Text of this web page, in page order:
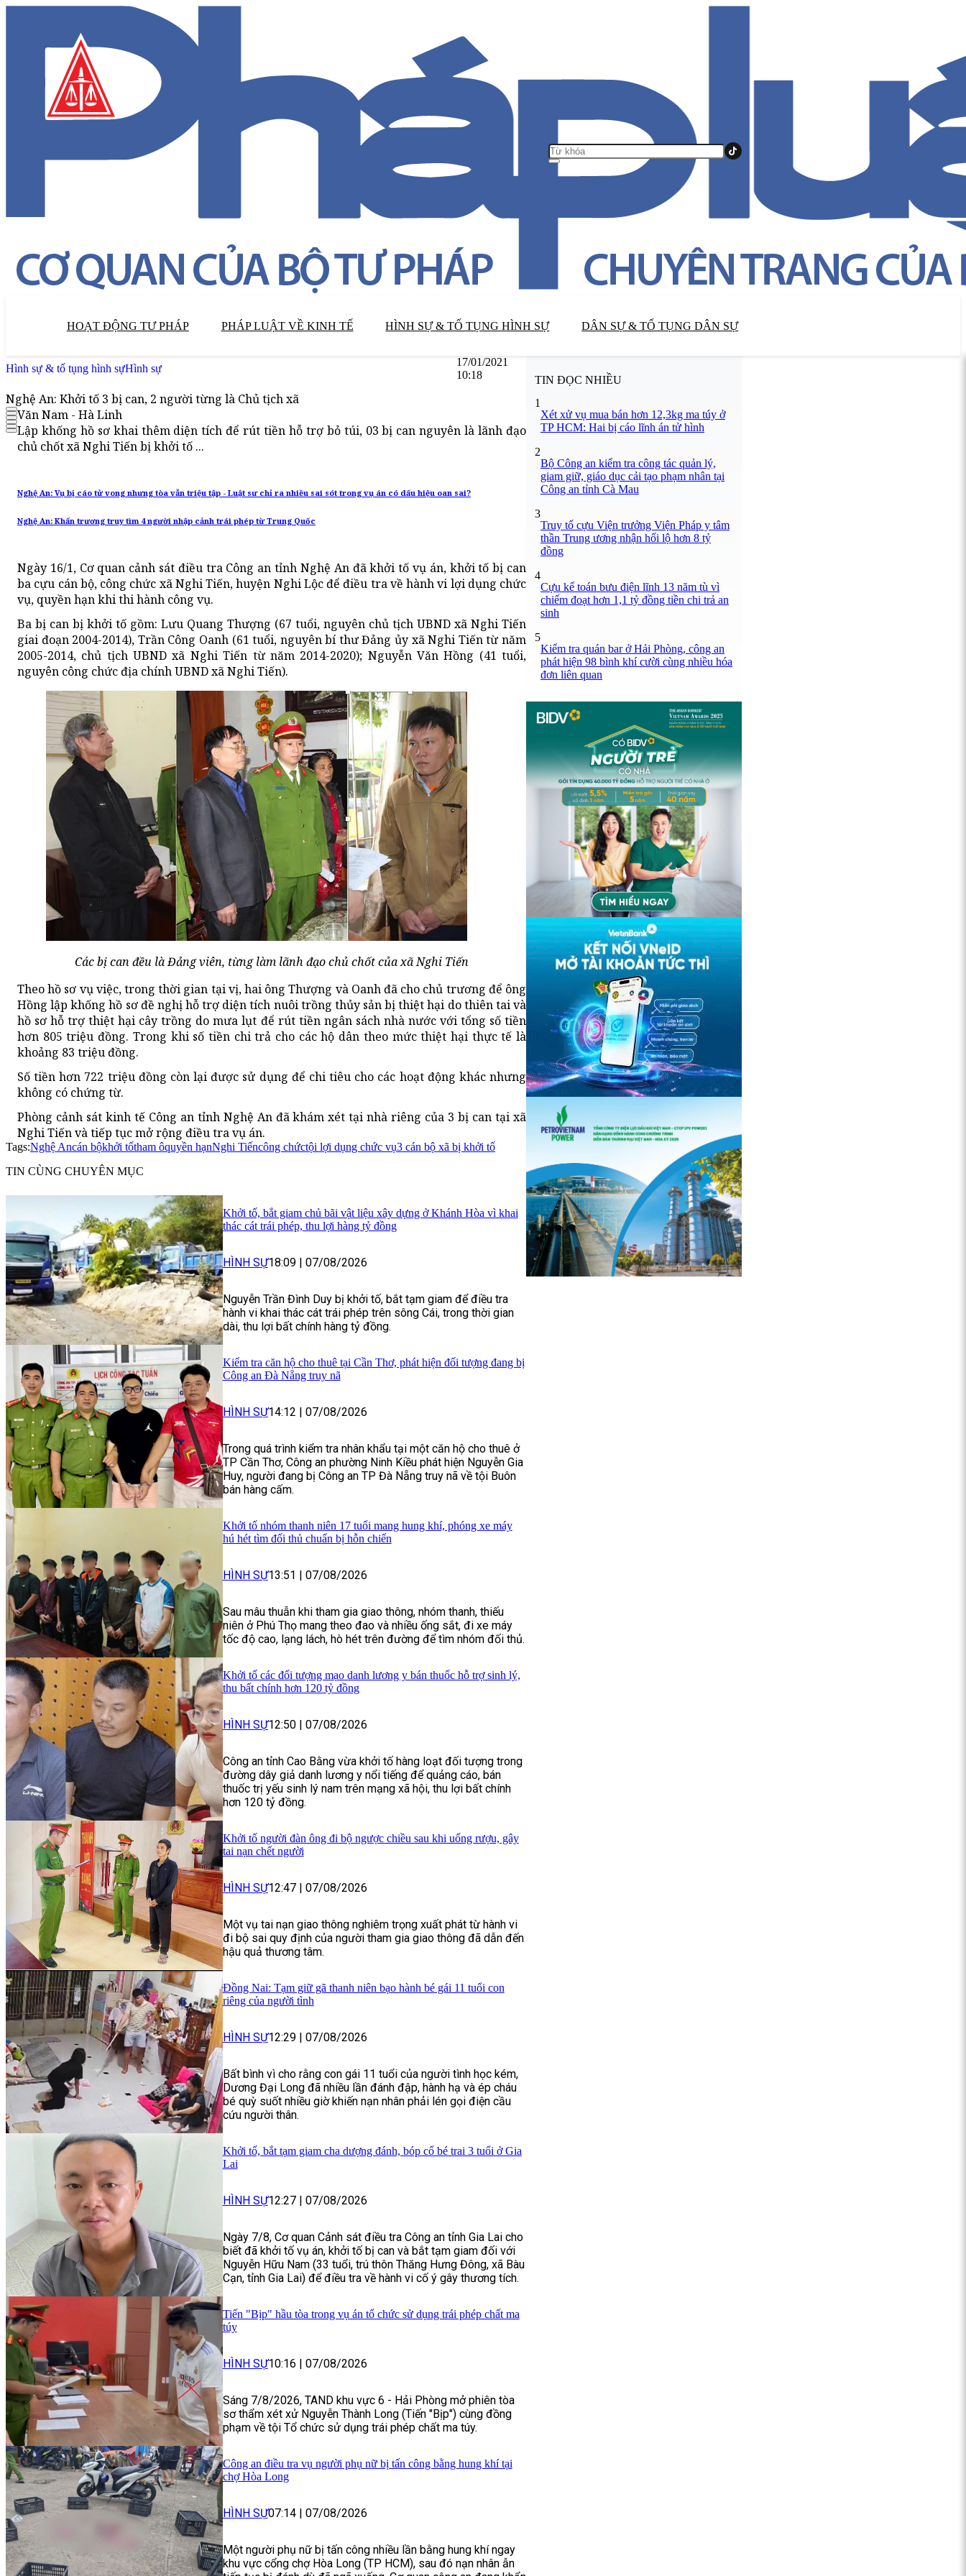
HOẠT ĐỘNG TƯ PHÁP PHÁP LUẬT VỀ KINH TẾ HÌNH SỰ & TỐ TỤNG HÌNH SỰ DÂN SỰ & TỐ TỤNG DÂN SỰ
Hình sự & tố tụng hình sựHình sự
17/01/2021
10:18
Nghệ An: Khởi tố 3 bị can, 2 người từng là Chủ tịch xã
Văn Nam - Hà Linh
Lập khống hồ sơ khai thêm diện tích để rút tiền hỗ trợ bỏ túi, 03 bị can nguyên là lãnh đạo
chủ chốt xã Nghi Tiến bị khởi tố ...
Nghệ An: Vụ bị cáo tử vong nhưng tòa vẫn triệu tập - Luật sư chỉ ra nhiều sai sót trong vụ án có dấu hiệu oan sai?
Nghệ An: Khẩn trương truy tìm 4 người nhập cảnh trái phép từ Trung Quốc
Ngày 16/1, Cơ quan cảnh sát điều tra Công an tỉnh Nghệ An đã khởi tố vụ án, khởi tố bị can
ba cựu cán bộ, công chức xã Nghi Tiến, huyện Nghi Lộc để điều tra về hành vi lợi dụng chức
vụ, quyền hạn khi thi hành công vụ.
Ba bị can bị khởi tố gồm: Lưu Quang Thượng (67 tuổi, nguyên chủ tịch UBND xã Nghi Tiến
giai đoạn 2004-2014), Trần Công Oanh (61 tuổi, nguyên bí thư Đảng ủy xã Nghi Tiến từ năm
2005-2014, chủ tịch UBND xã Nghi Tiến từ năm 2014-2020); Nguyễn Văn Hồng (41 tuổi,
nguyên công chức địa chính UBND xã Nghi Tiến).
Các bị can đều là Đảng viên, từng làm lãnh đạo chủ chốt của xã Nghi Tiến
Theo hồ sơ vụ việc, trong thời gian tại vị, hai ông Thượng và Oanh đã cho chủ trương để ông
Hồng lập khống hồ sơ đề nghị hỗ trợ diện tích nuôi trồng thủy sản bị thiệt hại do thiên tai và
hồ sơ hỗ trợ thiệt hại cây trồng do mưa lụt để rút tiền ngân sách nhà nước với tổng số tiền
hơn 805 triệu đồng. Trong khi số tiền chi trả cho các hộ dân theo mức thiệt hại thực tế là
khoảng 83 triệu đồng.
Số tiền hơn 722 triệu đồng còn lại được sử dụng để chi tiêu cho các hoạt động khác nhưng
không có chứng từ.
Phòng cảnh sát kinh tế Công an tỉnh Nghệ An đã khám xét tại nhà riêng của 3 bị can tại xã
Nghi Tiến và tiếp tục mở rộng điều tra vụ án.
Tags:Nghệ Ancán bộkhởi tốtham ôquyền hạnNghi Tiếncông chứctội lợi dụng chức vụ3 cán bộ xã bị khởi tố
TIN CÙNG CHUYÊN MỤC
Khởi tố, bắt giam chủ bãi vật liệu xây dựng ở Khánh Hòa vì khai
thác cát trái phép, thu lợi hàng tỷ đồng
HÌNH SỰ18:09 07/08/2026
Nguyễn Trần Đình Duy bị khởi tố, bắt tạm giam để điều tra
hành vi khai thác cát trái phép trên sông Cái, trong thời gian
dài, thu lợi bất chính hàng tỷ đồng.
Kiểm tra căn hộ cho thuê tại Cần Thơ, phát hiện đối tượng đang bị
Công an Đà Nẵng truy nã
HÌNH SỰ14:12 07/08/2026
Trong quá trình kiểm tra nhân khẩu tại một căn hộ cho thuê ở
TP Cần Thơ, Công an phường Ninh Kiều phát hiện Nguyễn Gia
Huy, người đang bị Công an TP Đà Nẵng truy nã về tội Buôn
bán hàng cấm.
Khởi tố nhóm thanh niên 17 tuổi mang hung khí, phóng xe máy
hú hét tìm đối thủ chuẩn bị hỗn chiến
HÌNH SỰ13:51 07/08/2026
Sau mâu thuẫn khi tham gia giao thông, nhóm thanh, thiếu
niên ở Phú Thọ mang theo đao và nhiều ống sắt, đi xe máy
tốc độ cao, lạng lách, hò hét trên đường để tìm nhóm đối thủ.
Khởi tố các đối tượng mạo danh lương y bán thuốc hỗ trợ sinh lý,
thu bất chính hơn 120 tỷ đồng
HÌNH SỰ12:50 07/08/2026
Công an tỉnh Cao Bằng vừa khởi tố hàng loạt đối tượng trong
đường dây giả danh lương y nổi tiếng để quảng cáo, bán
thuốc trị yếu sinh lý nam trên mạng xã hội, thu lợi bất chính
hơn 120 tỷ đồng.
Khởi tố người đàn ông đi bộ ngược chiều sau khi uống rượu, gây
tai nạn chết người
HÌNH SỰ12:47 07/08/2026
Một vụ tai nạn giao thông nghiêm trọng xuất phát từ hành vi
đi bộ sai quy định của người tham gia giao thông đã dẫn đến
hậu quả thương tâm.
Đồng Nai: Tạm giữ gã thanh niên bạo hành bé gái 11 tuổi con
riêng của người tình
HÌNH SỰ12:29 07/08/2026
Bất bình vì cho rằng con gái 11 tuổi của người tình học kém,
Dương Đại Long đã nhiều lần đánh đập, hành hạ và ép cháu
bé quỳ suốt nhiều giờ khiến nạn nhân phải lén gọi điện cầu
cứu người thân.
Khởi tố, bắt tạm giam cha dượng đánh, bóp cổ bé trai 3 tuổi ở Gia
Lai
HÌNH SỰ12:27 07/08/2026
Ngày 7/8, Cơ quan Cảnh sát điều tra Công an tỉnh Gia Lai cho
biết đã khởi tố vụ án, khởi tố bị can và bắt tạm giam đối với
Nguyễn Hữu Nam (33 tuổi, trú thôn Thăng Hưng Đông, xã Bàu
Cạn, tỉnh Gia Lai) để điều tra về hành vi cố ý gây thương tích.
Tiến "Bịp" hầu tòa trong vụ án tổ chức sử dụng trái phép chất ma
túy
HÌNH SỰ10:16 07/08/2026
Sáng 7/8/2026, TAND khu vực 6 - Hải Phòng mở phiên tòa
sơ thẩm xét xử Nguyễn Thành Long (Tiến "Bịp") cùng đồng
phạm về tội Tổ chức sử dụng trái phép chất ma túy.
Công an điều tra vụ người phụ nữ bị tấn công bằng hung khí tại
chợ Hòa Long
HÌNH SỰ07:14 07/08/2026
Một người phụ nữ bị tấn công nhiều lần bằng hung khí ngay
khu vực cổng chợ Hòa Long (TP HCM), sau đó nạn nhân ẫn
TIN ĐỌC NHIỀU
1
Xét xử vụ mua bán hơn 12,3kg ma túy ở
TP HCM: Hai bị cáo lĩnh án tử hình
2
Bộ Công an kiểm tra công tác quản lý,
giam giữ, giáo dục cải tạo phạm nhân tại
Công an tỉnh Cà Mau
3
Truy tố cựu Viện trưởng Viện Pháp y tâm
thần Trung ương nhận hối lộ hơn 8 tỷ
đồng
4
Cựu kế toán bưu điện lĩnh 13 năm tù vì
chiếm đoạt hơn 1,1 tỷ đồng tiền chi trả an
sinh
5
Kiểm tra quán bar ở Hải Phòng, công an
phát hiện 98 bình khí cười cùng nhiều hóa
đơn liên quan